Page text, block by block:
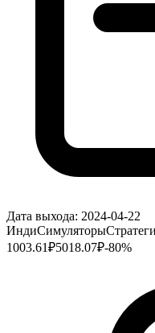
Дата выхода: 2024-04-22
ИндиСимуляторы
1003.61₽5018.07₽-80%